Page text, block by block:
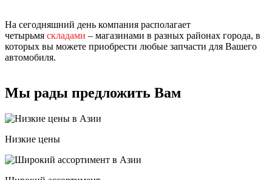
На сегодняшний день компания располагает
четырьмя складами – магазинами в разных районах города, в
которых вы можете приобрести любые запчасти для Вашего
автомобиля.
Мы рады предложить Вам
Низкие цены